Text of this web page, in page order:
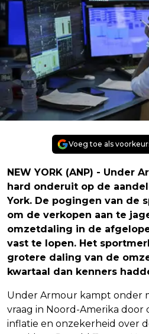
Voeg toe als
NEW YORK (ANP) - Under
hard onderuit op de
York. De pogingen van de
om de verkopen aan te
omzetdaling in de
vast te lopen. Het
grotere daling van de
kwartaal dan kenners
Under Armour kampt onder
vraag in Noord-Amerika
inflatie en onzekerheid over